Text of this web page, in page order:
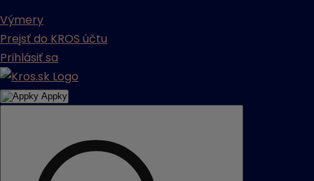
Výmery
Prejsť do KROS účtu
Prihlásiť sa
Appky